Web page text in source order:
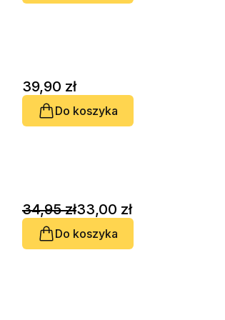
39,90 zł
Do koszyka
34,95 zł33,00 zł
Do koszyka